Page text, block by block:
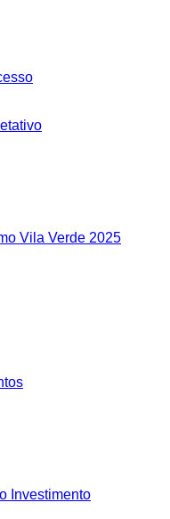
Vila Verde 2025
Investimento